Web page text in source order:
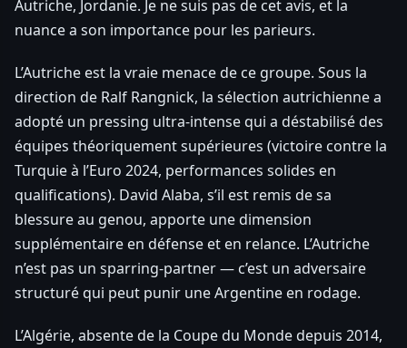
Autriche, Jordanie. Je ne suis pas de cet avis, et la
nuance a son importance pour les parieurs.
L’Autriche est la vraie menace de ce groupe. Sous la
direction de Ralf Rangnick, la sélection autrichienne a
adopté un pressing ultra-intense qui a déstabilisé des
équipes théoriquement supérieures (victoire contre la
Turquie à l’Euro 2024, performances solides en
qualifications). David Alaba, s’il est remis de sa
blessure au genou, apporte une dimension
supplémentaire en défense et en relance. L’Autriche
n’est pas un sparring-partner — c’est un adversaire
structuré qui peut punir une Argentine en rodage.
L’Algérie, absente de la Coupe du Monde depuis 2014,